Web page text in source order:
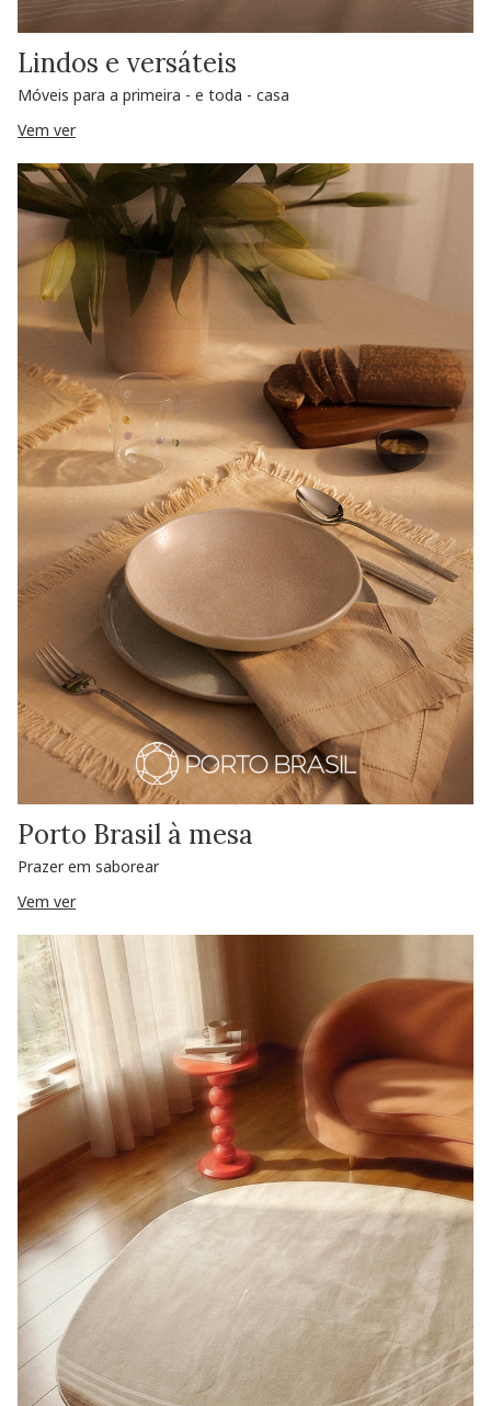
Lindos e versáteis
Móveis para a primeira - e toda - casa
Vem ver
Porto Brasil à mesa
Prazer em saborear
Vem ver